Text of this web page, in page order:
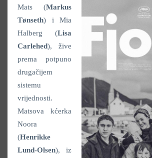
Mats (Markus
Tønseth) i Mia
Halberg (Lisa
Carlehed), žive
prema potpuno
drugačijem
sistemu
vrijednosti.
Matsova kćerka
Noora
(Henrikke
Lund-Olsen), iz